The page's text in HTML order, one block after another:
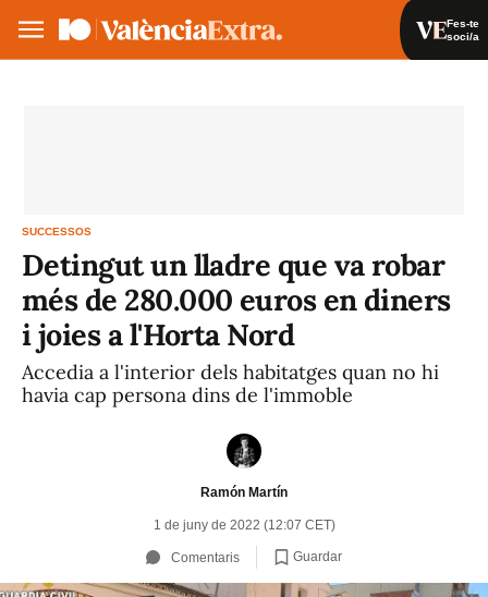
Fes-te
soci/a
SUCCESSOS
Detingut un lladre que va robar
més de 280.000 euros en diners
i joies a l'Horta Nord
Accedia a l'interior dels habitatges quan no hi
havia cap persona dins de l'immoble
Ramón Martín
1 de juny de 2022 (12:07 CET)
Comentaris Guardar